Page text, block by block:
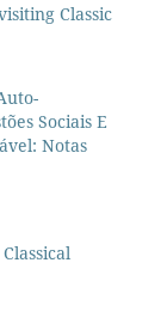
Classic
Sociais E
Notas